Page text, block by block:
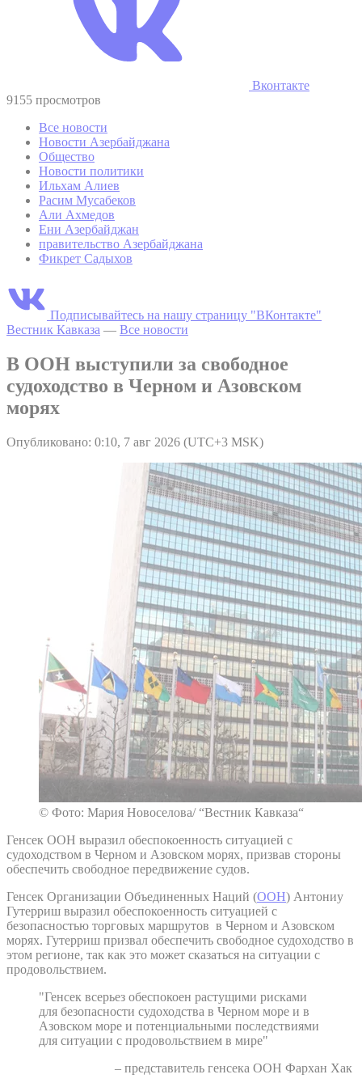
Вконтакте
9155 просмотров
Все новости
Новости Азербайджана
Общество
Новости политики
Ильхам Алиев
Расим Мусабеков
Али Ахмедов
Ени Азербайджан
правительство Азербайджана
Фикрет Садыхов
Подписывайтесь на нашу страницу "ВКонтакте"
Вестник Кавказа — Все новости
В ООН выступили за свободное
судоходство в Черном и Азовском
морях
Опубликовано: 0:10, 7 авг 2026 (UTC+3 MSK)
© Фото: Мария Новоселова/ “Вестник Кавказа“
Генсек ООН выразил обеспокоенность ситуацией с
судоходством в Черном и Азовском морях, призвав стороны
обеспечить свободное передвижение судов.
Генсек Организации Объединенных Наций (ООН) Антониу
Гутерриш выразил обеспокоенность ситуацией с
безопасностью торговых маршрутов в Черном и Азовском
морях. Гутерриш призвал обеспечить свободное судоходство в
этом регионе, так как это может сказаться на ситуации с
продовольствием.
"Генсек всерьез обеспокоен растущими рисками
для безопасности судоходства в Черном море и в
Азовском море и потенциальными последствиями
для ситуации с продовольствием в мире"
– представитель генсека ООН Фархан Хак